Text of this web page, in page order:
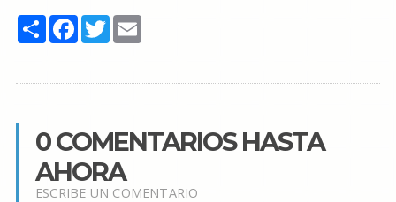
Share Facebook
TwitterEmail
0 COMENTARIOS HASTA
AHORA
ESCRIBE UN COMENTARIO